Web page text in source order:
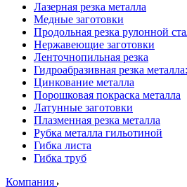
Лазерная резка металла
Медные заготовки
Продольная резка рулонной
Нержавеющие заготовки
Ленточнопильная резка
Гидроабразивная резка
Цинкование металла
Порошковая покраска металла
Латунные заготовки
Плазменная резка металла
Рубка металла гильотиной
Гибка листа
Гибка труб
Компания